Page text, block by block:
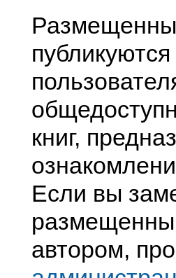
книг,
Если вы
автором,